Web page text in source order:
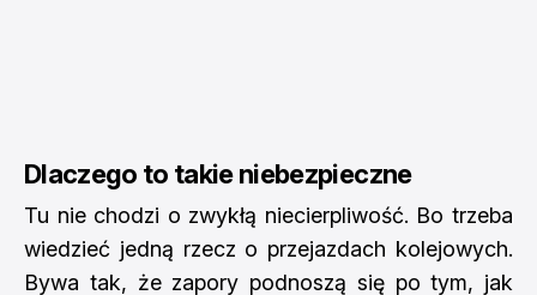
Dlaczego to takie niebezpieczne
Tu nie chodzi o zwykłą niecierpliwość. Bo trzeba
wiedzieć jedną rzecz o przejazdach kolejowych.
Bywa tak, że zapory podnoszą się po tym, jak